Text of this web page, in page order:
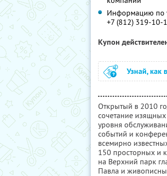
Информацию по
+7 (812) 319-10-
Купон
Узнай, как
Открытый в 2010
сочетание
уровня
событий и
всемирно
150 просторных и
на Верхний парк
Павла и